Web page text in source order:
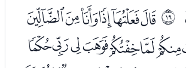
ﰒﭑﭒﭓﭔﭕﭖ